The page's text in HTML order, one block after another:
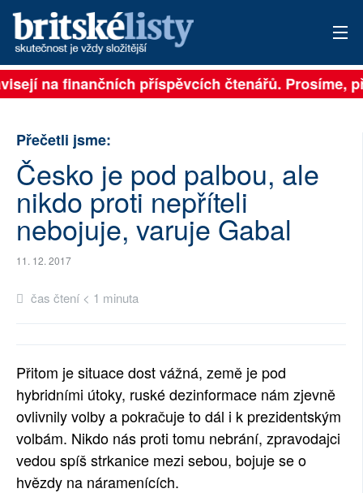
PŘIHLÁSIT
ARCHIV
ROZHOVORY
TÉMATA
SOCIÁLNÍ SÍTĚ
RUBRIKY
PLNÁ VERZE STRÁNEK
na finančních příspěvcích čtenářů. Prosíme,
Přečetli jsme:
Česko je pod palbou, ale
nikdo proti nepříteli
nebojuje, varuje Gabal
11. 12. 2017
čas čtení < 1 minuta
Přitom je situace dost vážná, země je pod
hybridními útoky, ruské dezinformace nám zjevně
ovlivnily volby a pokračuje to dál i k prezidentským
volbám. Nikdo nás proti tomu nebrání, zpravodajci
vedou spíš strkanice mezi sebou, bojuje se o
hvězdy na náramenících.